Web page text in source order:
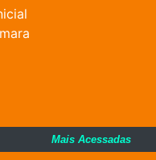
Mais Acessadas